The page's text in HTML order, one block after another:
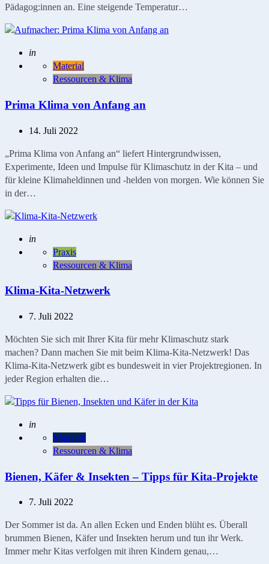
Pädagog:innen an. Eine steigende Temperatur…
Geschrieben
in
Material
Ressourcen & Klima
Prima Klima von Anfang an
14. Juli 2022
„Prima Klima von Anfang an“ liefert Hintergrundwissen,
Experimente, Ideen und Impulse für Klimaschutz in der Kita – und
für kleine Klimaheldinnen und -helden von morgen. Wie können Sie
in der…
Geschrieben
in
Praxis
Ressourcen & Klima
Klima-Kita-Netzwerk
7. Juli 2022
Möchten Sie sich mit Ihrer Kita für mehr Klimaschutz stark
machen? Dann machen Sie mit beim Klima-Kita-Netzwerk! Das
Klima-Kita-Netzwerk gibt es bundesweit in vier Projektregionen. In
jeder Region erhalten die…
Geschrieben
in
Magazin
Ressourcen & Klima
Bienen, Käfer & Insekten – Tipps für Kita-Projekte
7. Juli 2022
Der Sommer ist da. An allen Ecken und Enden blüht es. Überall
brummen Bienen, Käfer und Insekten herum und tun ihr Werk.
Immer mehr Kitas verfolgen mit ihren Kindern genau,…